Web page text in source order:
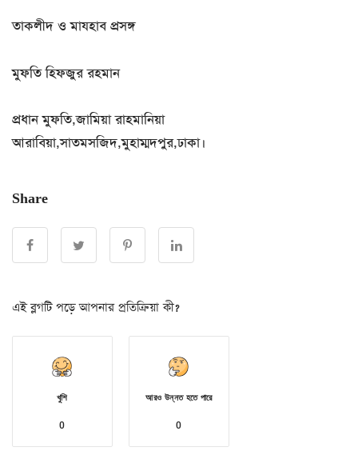
তাকলীদ ও মাযহাব প্রসঙ্গ
মুফতি হিফজুর রহমান
প্রধান মুফতি,জামিয়া রাহমানিয়া
আরাবিয়া,সাতমসজিদ,মুহাম্মদপুর,ঢাকা।
Share
এই ব্লগটি পড়ে আপনার প্রতিক্রিয়া কী?
খুশি
0
আরও উন্নত হতে পারে
0